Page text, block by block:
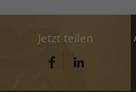
Jetzt teilen